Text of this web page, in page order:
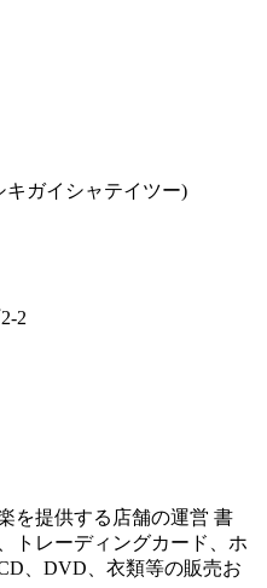
キガイシャテイツー)
2
を提供する店舗の運営 書
トレーディングカード、ホ
、DVD、衣類等の販売お